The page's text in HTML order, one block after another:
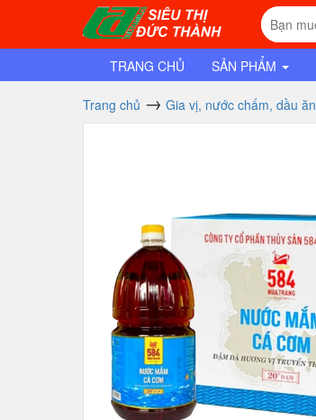
TRANG CHỦ SẢN PHẨM
Trang chủ Gia vị, nước chấm, dầu ăn